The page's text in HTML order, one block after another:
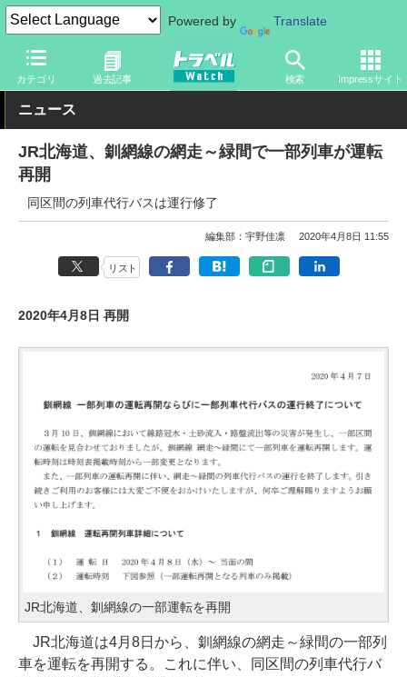
Powered by Translate
カテゴリ 過去記事 検索 Impressサイト
トラベル Watch 地域 国内旅行 北海道
ニュース
JR北海道、釧網線の網走～緑間で一部列車が運転
再開
同区間の列車代行バスは運行修了
編集部：宇野佳凛 2020年4月8日 11:55
リスト
2020年4月8日 再開
JR北海道、釧網線の一部運転を再開
JR北海道は4月8日から、釧網線の網走～緑間の一部列
車を運転を再開する。これに伴い、同区間の列車代行バ